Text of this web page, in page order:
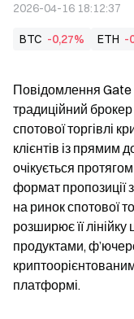
2026-04-16 18:12:37
BTC -0,27% ETH -
Повідомлення Gate
традиційний
спотової торгівлі
клієнтів із прямим
очікується
формат пропозиції
на ринок спотової
розширює її
продуктами,
платформі.